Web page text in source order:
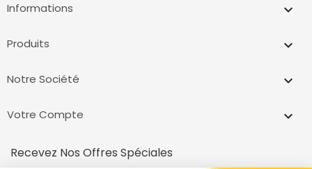
Informations keyboard_arrow_down
Produits 
Notre Société 
Votre Compte 
Recevez Nos Offres Spéciales